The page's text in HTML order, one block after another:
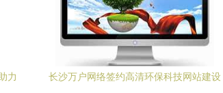
力
长沙万户网络签约高清环保科技网站建设